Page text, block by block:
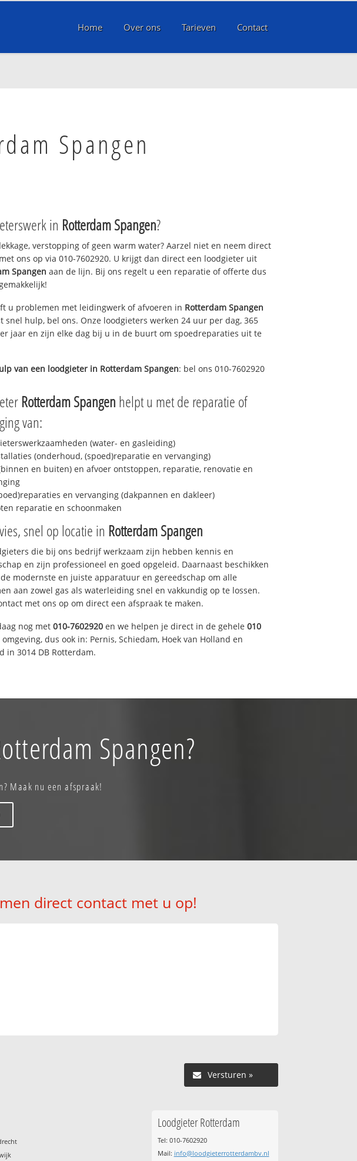
Home Over ons Tarieven Contact
Spangen
in Rotterdam Spangen?
verstopping of geen warm water? Aarzel niet en neem direct
ons op via 010-7602920. U krijgt dan direct een loodgieter uit
Spangen aan de lijn. Bij ons regelt u een reparatie of offerte dus
u problemen met leidingwerk of afvoeren in Rotterdam Spangen
snel hulp, bel ons. Onze loodgieters werken 24 uur per dag, 365
jaar en zijn elke dag bij u in de buurt om spoedreparaties uit te
van een loodgieter in Rotterdam Spangen: bel ons 010-7602920
Rotterdam Spangen helpt u met de reparatie of
van:
(water- en gasleiding)
(onderhoud, (spoed)reparatie en vervanging)
en buiten) en afvoer ontstoppen, reparatie, renovatie en
en vervanging (dakpannen en dakleer)
reparatie en schoonmaken
snel op locatie in Rotterdam Spangen
die bij ons bedrijf werkzaam zijn hebben kennis en
en zijn professioneel en goed opgeleid. Daarnaast beschikken
modernste en juiste apparatuur en gereedschap om alle
aan zowel gas als waterleiding snel en vakkundig op te lossen.
met ons op om direct een afspraak te maken.
nog met 010-7602920 en we helpen je direct in de gehele 010
dus ook in: Pernis, Schiedam, Hoek van Holland en
in 3014 DB Rotterdam.
Spangen?
Maak nu een afspraak!
direct contact met u op!
Versturen »
Loodgieter Rotterdam
Tel: 010-7602920
Mail: info@loodgieterrotterdambv.nl